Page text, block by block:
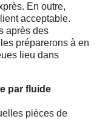
En outre,
acceptable.
après des
préparerons à en
lieu dans
par fluide
pièces de